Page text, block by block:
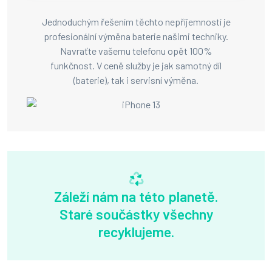
Jednoduchým řešením těchto nepříjemností je
profesionální výměna baterie našimi techniky.
Navraťte vašemu telefonu opět 100%
funkčnost. V ceně služby je jak samotný díl
(baterie), tak i servisní výměna.
Záleží nám na této planetě.
Staré součástky všechny
recyklujeme.